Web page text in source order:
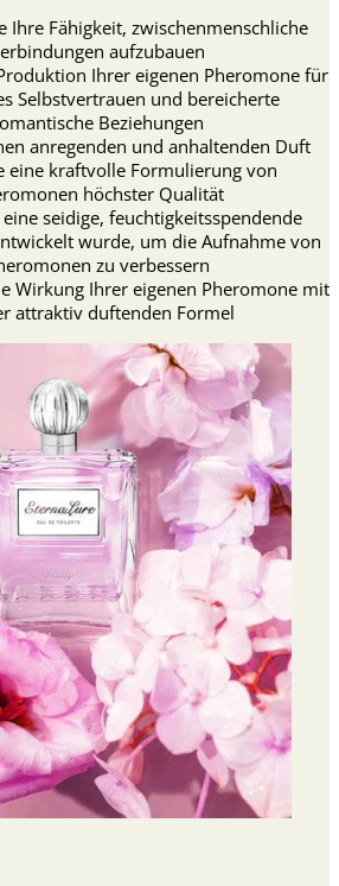
Ihre Fähigkeit, zwischenmenschliche
aufzubauen
Ihrer eigenen Pheromone für
Selbstvertrauen und bereicherte
Beziehungen
anregenden und anhaltenden Duft
eine kraftvolle Formulierung von
höchster Qualität
eine seidige, feuchtigkeitsspendende
wurde, um die Aufnahme von
zu verbessern
Wirkung Ihrer eigenen Pheromone mit
attraktiv duftenden Formel